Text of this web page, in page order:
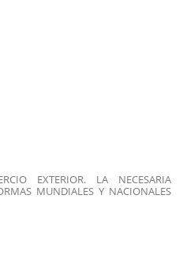
EXTERIOR. LA NECESARIA
MUNDIALES Y NACIONALES